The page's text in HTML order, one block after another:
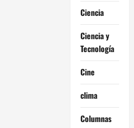
Ciencia
Ciencia y
Tecnología
Cine
clima
Columnas